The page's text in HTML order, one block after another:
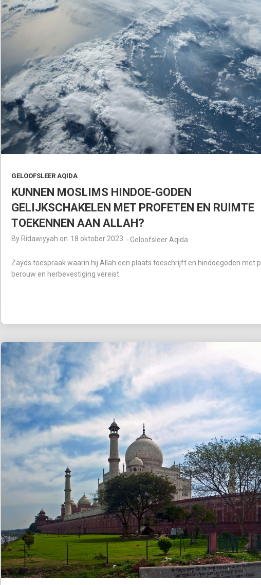
GELOOFSLEER AQIDA
KUNNEN MOSLIMS HINDOE-GODEN
GELIJKSCHAKELEN MET PROFETEN EN RUIMTE
TOEKENNEN AAN ALLAH?
By Ridawiyyah on 18 oktober 2023 -Geloofsleer Aqida
Zayds toespraak waarin hij Allah een plaats toeschrijft en hindoegoden
berouw en herbevestiging vereist.